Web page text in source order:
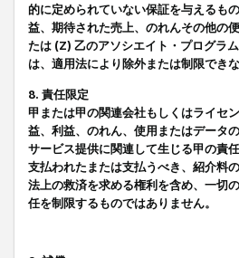
的に定められていない保証を与えるも
益、期待された売上、のれんその他の
たは (Z) 乙のアソシエイト・プログラ
は、適用法により除外または制限でき
8. 責任限定
甲または甲の関連会社もしくはライセ
益、利益、のれん、使用またはデータ
サービス提供に関連して生じる甲の責
支払われたまたは支払うべき、紹介料
法上の救済を求める権利を含め、一切
任を制限するものではありません。